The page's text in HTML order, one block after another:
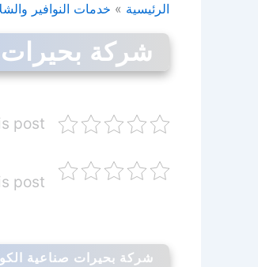
الرئيسية خدمات النوافير
شركة
post
post
شركة بحيرات صناعية